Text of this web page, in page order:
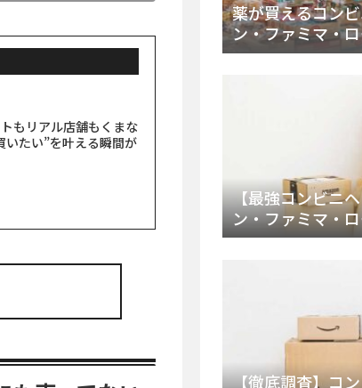
もリアル店舗もくまな
いたい”を叶える瞬間が
薬が買えるコン
ン・ファミマ・
える市販薬の種
【最強コンビニ
ン・ファミマ・
は？今すぐ買え
【徹底調査】コ